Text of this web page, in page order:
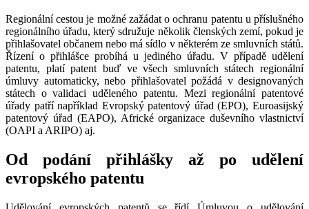
Regionální cestou je možné zažádat o ochranu patentu u příslušného
regionálního úřadu, který sdružuje několik členských zemí, pokud je
přihlašovatel občanem nebo má sídlo v některém ze smluvních států.
Řízení o přihlášce probíhá u jediného úřadu. V případě udělení
patentu, platí patent buď ve všech smluvních státech regionální
úmluvy automaticky, nebo přihlašovatel požádá v designovaných
státech o validaci uděleného patentu. Mezi regionální patentové
úřady patří například Evropský patentový úřad (EPO), Euroasijský
patentový úřad (EAPO), Africké organizace duševního vlastnictví
(OAPI a ARIPO) aj.
Od podání přihlášky až po udělení
evropského patentu